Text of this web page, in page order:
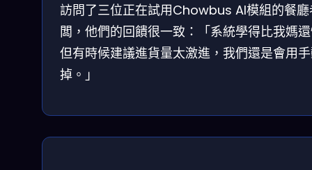
訪問了三位正在試用Chowbus AI模組的餐
闆，他們的回饋很一致：「系統學得比我媽
但有時候建議進貨量太激進，我們還是會用
掉。」